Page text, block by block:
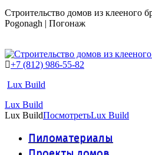
Строительство домов из клееного
Pogonagh | Погонаж
+7 (812) 986-55-82
Lux Build
Lux Build
Lux BuildПосмотретьLux Build
Пиломатериалы